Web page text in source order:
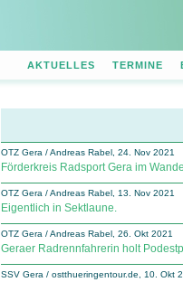
AKTUELLES TERMINE
OTZ Gera / Andreas Rabel, 24. Nov 2021
Förderkreis Radsport Gera im
OTZ Gera / Andreas Rabel, 13. Nov 2021
Eigentlich in Sektlaune.
OTZ Gera / Andreas Rabel, 26. Okt 2021
Geraer Radrennfahrerin holt
SSV Gera / ostthueringentour.de, 10. Okt